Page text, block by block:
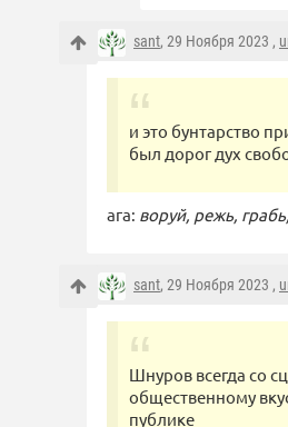
sant, 29 Ноября 2023 ,
и это бунтарство
был дорог дух
ага: воруй, режь,
sant, 29 Ноября 2023 ,
Шнуров всегда со
общественному
публике